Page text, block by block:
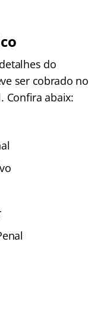
do
ser cobrado no
Confira abaix: